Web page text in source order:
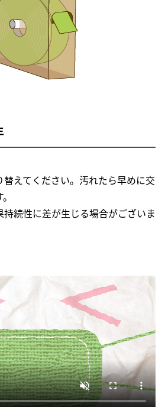
えてください。汚れたら早めに交
続性に差が生じる場合がございま